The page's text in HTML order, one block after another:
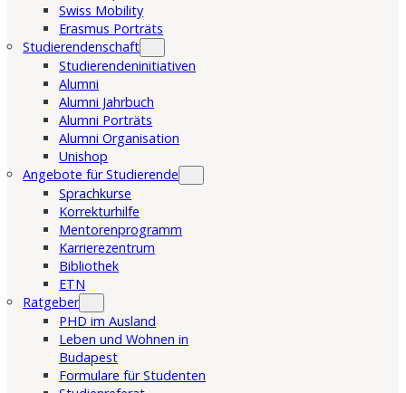
Swiss Mobility
Erasmus Porträts
Studierendenschaft
Studierendeninitiativen
Alumni
Alumni Jahrbuch
Alumni Porträts
Alumni Organisation
Unishop
Angebote für Studierende
Sprachkurse
Korrekturhilfe
Mentorenprogramm
Karrierezentrum
Bibliothek
ETN
Ratgeber
PHD im Ausland
Leben und Wohnen in
Budapest
Formulare für Studenten